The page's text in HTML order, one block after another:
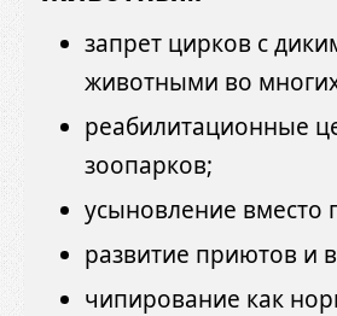
запрет цирков с
животными во
реабилитационные
зоопарков;
усыновление вместо
развитие приютов и
чипирование как